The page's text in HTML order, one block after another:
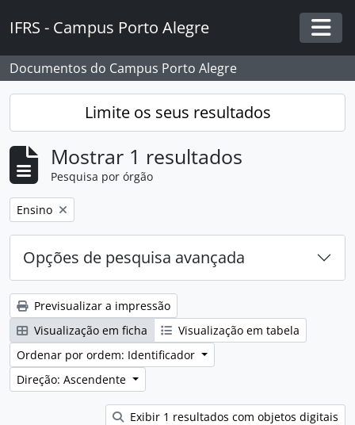
IFRS - Campus Porto Alegre
Documentos do Campus Porto Alegre
Limite os seus resultados
Mostrar 1 resultados
Pesquisa por órgão
Remover filtro:
Ensino
Opções de pesquisa avançada
Previsualizar a impressão
Visualização em ficha
Visualização em tabela
Ordenar por ordem: Identificador
Direção: Ascendente
Exibir 1 resultados com objetos digitais